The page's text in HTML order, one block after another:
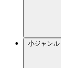
小ジャンル